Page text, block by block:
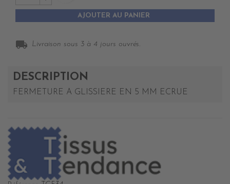
AJOUTER AU PANIER
local_shipping Livraison sous 3 à 4 jours ouvrés.
DESCRIPTION
FERMETURE A GLISSIERE EN 5 MM ECRUE